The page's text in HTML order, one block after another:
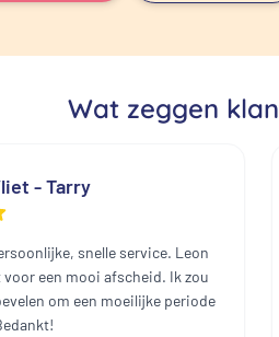
Wat zeggen
- Tarry
snelle service. Leon
een mooi afscheid. Ik zou
om een moeilijke periode